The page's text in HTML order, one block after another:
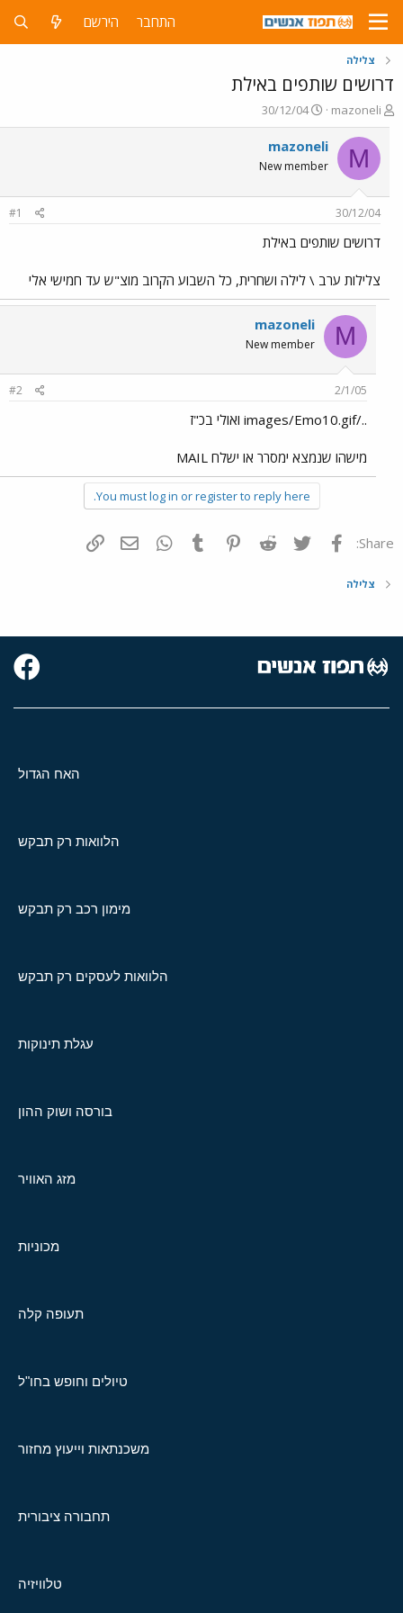
התחבר הירשם
צלילה
דרושים שותפים באילת
פ
ו
ת
ח
ה
ש
א
mazoneli
פ
ו
ר
ם
ר
30/12/04
M
mazoneli
New member
30/12/04
#1
דרושים שותפים באילת
צלילות ערב \ לילה ושחרית, כל השבוע הקרוב מוצ"ש עד חמישי אלי
M
mazoneli
New member
2/1/05
#2
../images/Emo10.gif ואולי בכ"ז
מישהו שנמצא ימסרר או ישלח MAIL
You must log in or register to reply here.
Share: פייסבוק Twitter
Reddit
Pinterest
Tumblr
WhatsAppדואר אלקטרוני
צלילה
האח הגדול
הלוואות רק תבקש
מימון רכב רק תבקש
הלוואות לעסקים רק תבקש
עגלת תינוקות
בורסה ושוק ההון
מזג האוויר
מכוניות
תעופה קלה
טיולים וחופש בחו"ל
משכנתאות וייעוץ מחזור
תחבורה ציבורית
טלוויזיה